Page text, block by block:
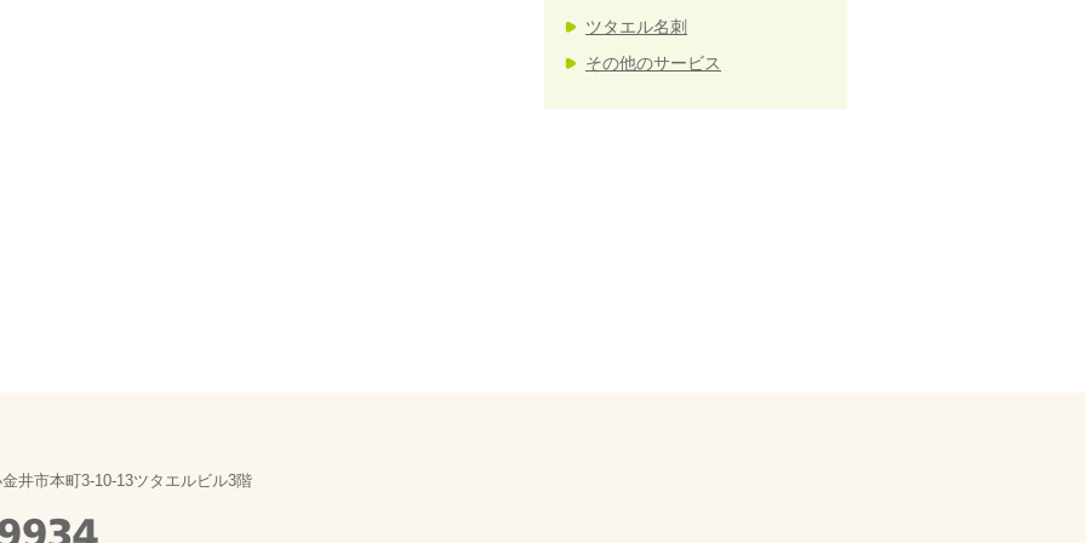
ツタエル名刺
その他のサービス
井市本町3-10-13ツタエルビル3階